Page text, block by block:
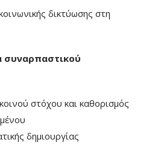
δικτύωσης στη
συναρπαστικού
στόχου και καθορισμός
δημιουργίας